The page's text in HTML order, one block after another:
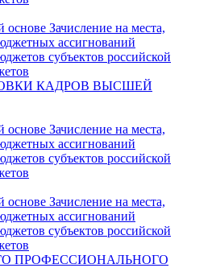
основе Зачисление на места,
ассигнований
субъектов российской
КАДРОВ ВЫСШЕЙ
основе Зачисление на места,
ассигнований
субъектов российской
основе Зачисление на места,
ассигнований
субъектов российской
ПРОФЕССИОНАЛЬНОГО